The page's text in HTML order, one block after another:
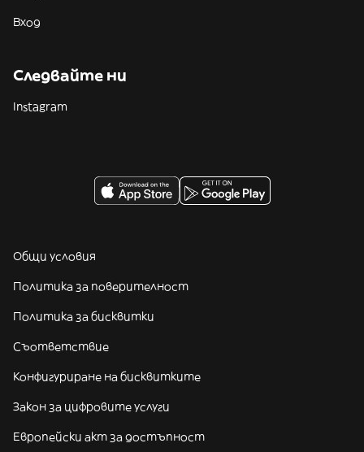
Вход
Следвайте ни
Instagram
Общи условия
Политика за поверителност
Политика за бисквитки
Съответствие
Конфигуриране на бисквитките
Закон за цифровите услуги
Европейски акт за достъпност